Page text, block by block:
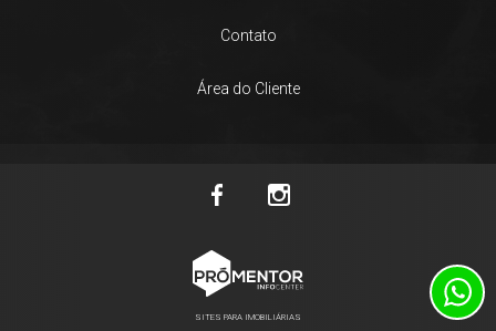
Contato
Área do Cliente
SITES PARA IMOBILIÁRIAS